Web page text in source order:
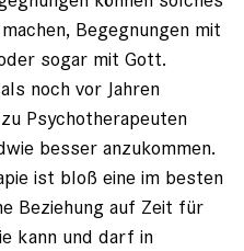
Begegnungen mit
sogar mit Gott.
noch vor Jahren
Psychotherapeuten
besser anzukommen.
ist bloß eine im besten
Beziehung auf Zeit für
kann und darf in